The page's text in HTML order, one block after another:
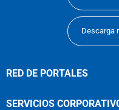
Descarga
RED DE PORTALES
SERVICIOS